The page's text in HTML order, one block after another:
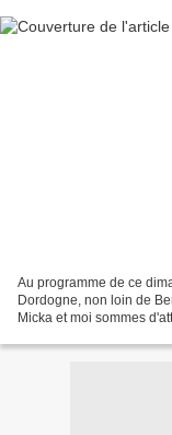
Au programme de ce
Dordogne, non loin de
Micka et moi sommes